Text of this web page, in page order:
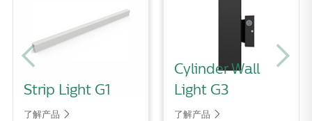
Strip Light G1
了解产品 
Cylinder Wall
Light G3
了解产品 